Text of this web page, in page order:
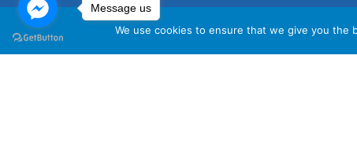
Message us
We use cookies to ensure that we give you